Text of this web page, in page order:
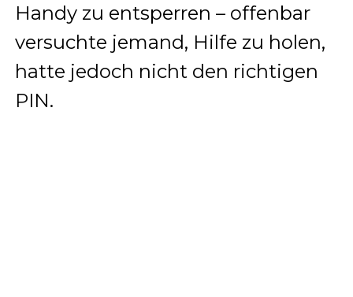
Handy zu entsperren – offenbar
versuchte jemand, Hilfe zu holen,
hatte jedoch nicht den richtigen
PIN.